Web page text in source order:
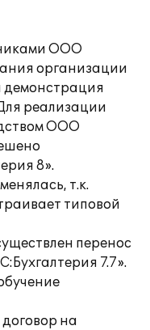
ООО
организации
демонстрация
реализации
ООО
8».
т.к.
типовой
перенос
7.7».
на